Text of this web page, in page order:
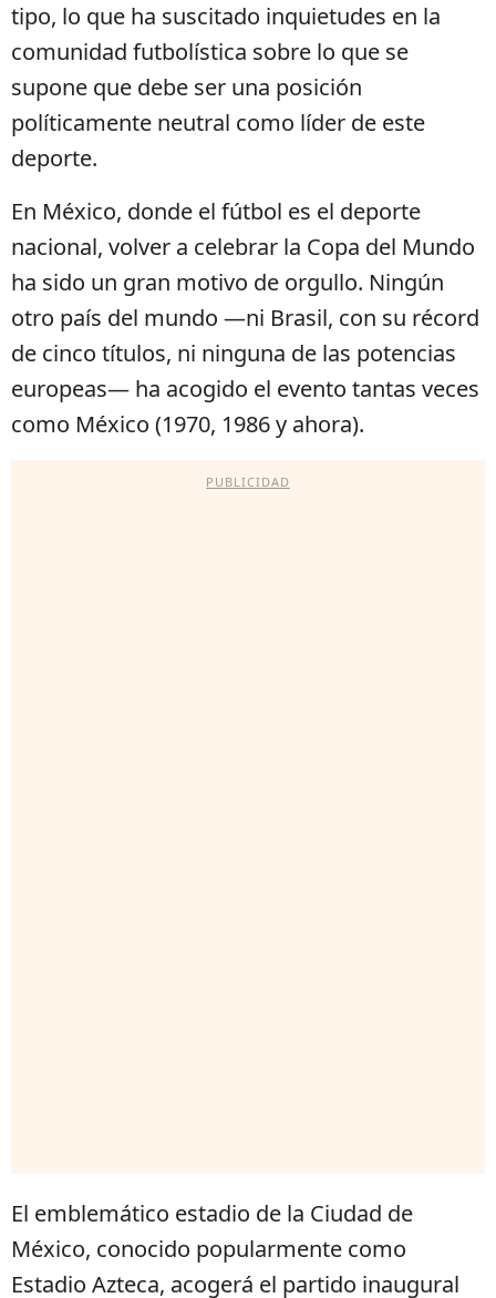
tipo, lo que ha suscitado inquietudes en la
comunidad futbolística sobre lo que se
supone que debe ser una posición
políticamente neutral como líder de este
deporte.
En México, donde el fútbol es el deporte
nacional, volver a celebrar la Copa del Mundo
ha sido un gran motivo de orgullo. Ningún
otro país del mundo —ni Brasil, con su récord
de cinco títulos, ni ninguna de las potencias
europeas— ha acogido el evento tantas veces
como México (1970, 1986 y ahora).
PUBLICIDAD
El emblemático estadio de la Ciudad de
México, conocido popularmente como
Estadio Azteca, acogerá el partido inaugural